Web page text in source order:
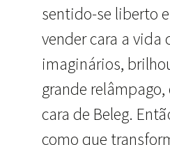
sentido-se liberto
vender cara a vida
imaginários,
grande relâmpago,
cara de Beleg.
como que